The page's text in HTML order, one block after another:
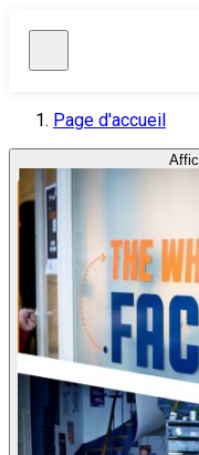
Page d'accueil